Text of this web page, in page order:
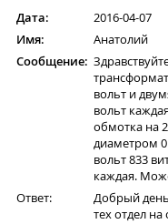
Дата:
2016-04-07
Имя:
Анатолий
Сообщение:
вольт и
вольт
обмотка на
диаметром
вольт 833
каждая.
Ответ:
Добрый
тех отдел